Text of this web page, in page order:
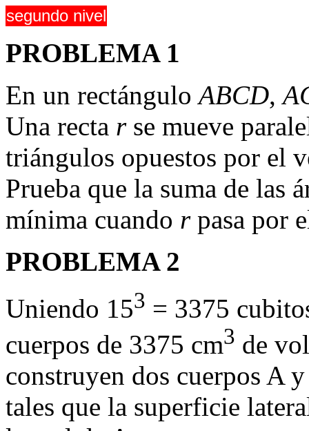
segundo nivel
PROBLEMA 1
En un rectánguloABCD,
Una recta rse mueve
triángulos opuestos por el
Prueba que la suma de las
mínima cuando rpasa por
PROBLEMA 2
Uniendo 153 = 3375
cuerpos de 3375 cm3 de
construyen dos cuerpos A
tales que la superficie